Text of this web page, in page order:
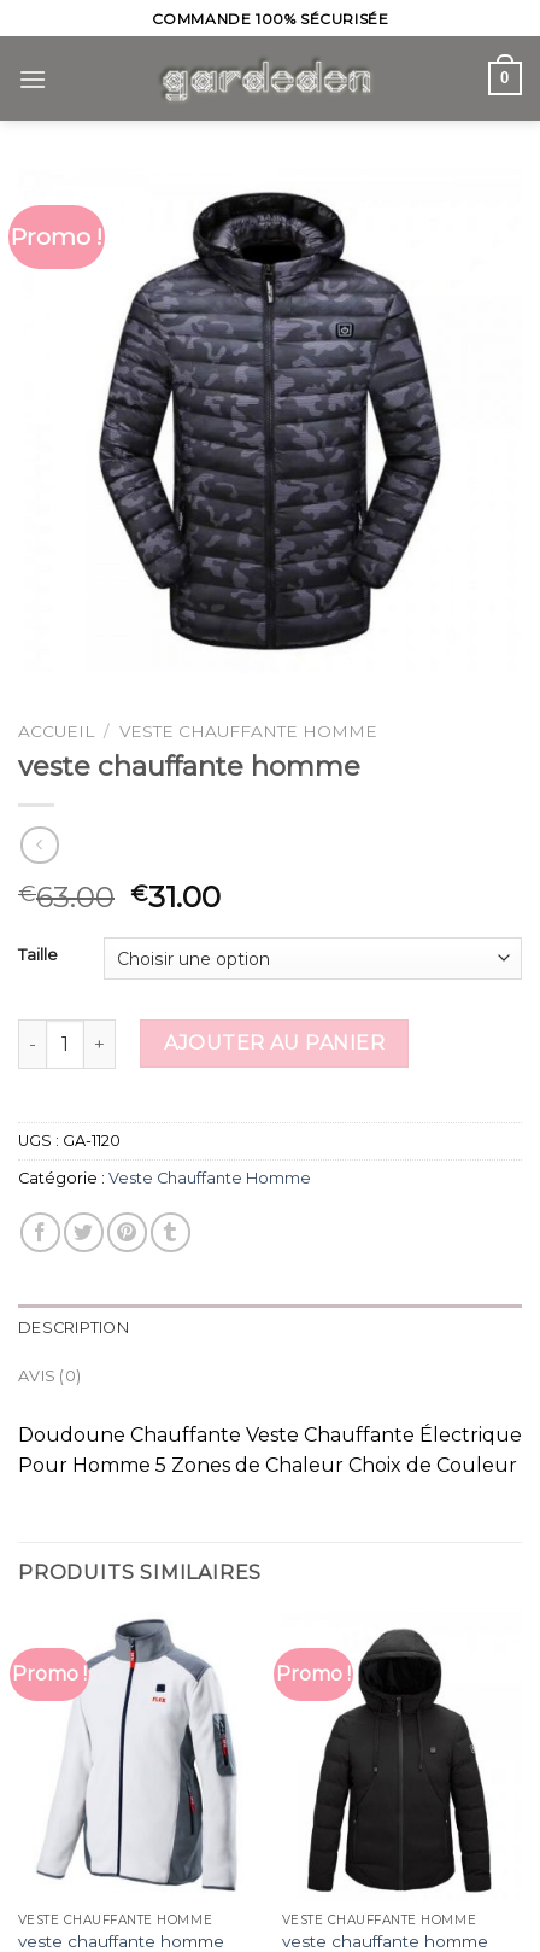
to
content
COMMANDE 100% SÉCURISÉE
0
Promo !
ACCUEIL / VESTE CHAUFFANTE HOMME
veste chauffante homme
€63.00 €31.00
Taille
quantité de veste chauffante homme
AJOUTER AU PANIER
UGS : GA-1120
Catégorie : Veste Chauffante Homme
DESCRIPTION
AVIS (0)
Doudoune Chauffante Veste Chauffante Électrique
Pour Homme 5 Zones de Chaleur Choix de Couleur
PRODUITS SIMILAIRES
Promo !
VESTE CHAUFFANTE HOMME
veste chauffante homme
Promo !
VESTE CHAUFFANTE HOMME
veste chauffante homme